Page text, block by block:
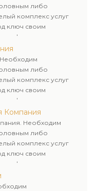
либо
комплекс услуг
ключ своим
физических и
к каждому
либо
комплекс услуг
ключ своим
физических и
к каждому
Компания
Необходим
либо
комплекс услуг
ключ своим
физических и
к каждому